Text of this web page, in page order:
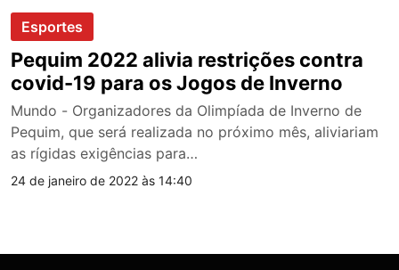
Esportes
Pequim 2022 alivia restrições contra
covid-19 para os Jogos de Inverno
Mundo - Organizadores da Olimpíada de Inverno de
Pequim, que será realizada no próximo mês, aliviariam
as rígidas exigências para…
24 de janeiro de 2022 às 14:40